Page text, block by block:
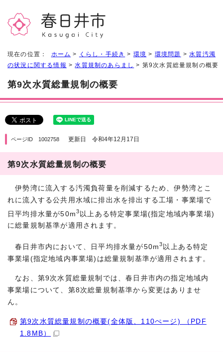
現在の位置： ホーム > くらし・手続き > 環境 > 環境問題 >水質汚濁
の状況に関する情報 >水質規制のあらまし > 第9次水質総量規制の概要
第9次水質総量規制の概要
ページID 1002758 更新日 令和4年12月17日
第9次水質総量規制の概要
伊勢湾に流入する汚濁負荷量を削減するため、伊勢湾とこ
れに流入する公共用水域に排出水を排出する工場・事業場で
日平均排水量が50m3 以上ある特定事業場(指定地域内事業場)
に総量規制基準が適用されます。
春日井市内において、日平均排水量が50m3 以上ある特定
事業場(指定地域内事業場)は総量規制基準が適用されます。
なお、第9次水質総量規制では、春日井市内の指定地域内
事業場について、第8次総量規制基準から変更はありませ
ん。
第9次水質総量規制の概要(全体版、110ぺージ) （PDF
1.8MB）